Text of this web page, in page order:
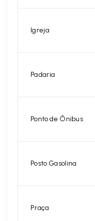
Igreja
Padaria
Ponto de Ônibus
Posto Gasolina
Praça